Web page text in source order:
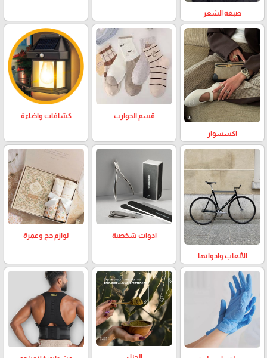
صبغة الشعر
اكسسوار
قسم الجوارب كشافات واضاءة
الألعاب وادواتها
ادوات شخصية لوازم حج وعمرة